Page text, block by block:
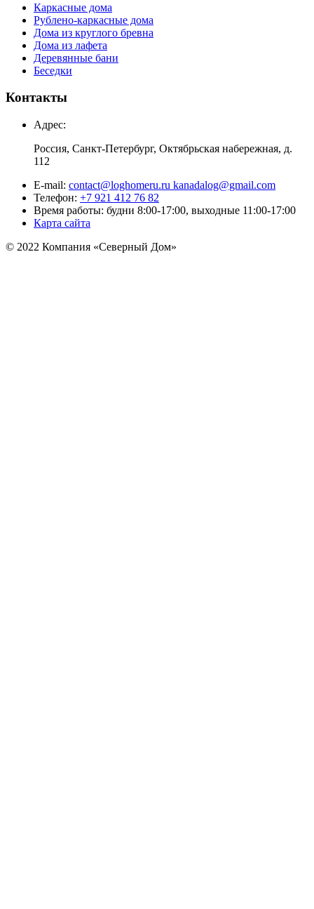
Каркасные дома
Рублено-каркасные дома
Дома из круглого бревна
Дома из лафета
Деревянные бани
Беседки
Контакты
Адрес:
Россия, Санкт-Петербург, Октябрьская набережная, д.
112
E-mail: contact@loghomeru.ru kanadalog@gmail.com
Телефон: +7 921 412 76 82
Время работы: будни 8:00-17:00, выходные 11:00-17:00
Карта сайта
© 2022 Компания «Северный Дом»